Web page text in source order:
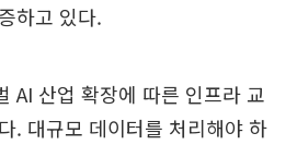
하고 있다.
AI 산업 확장에 따른 인프라 교
. 대규모 데이터를 처리해야 하